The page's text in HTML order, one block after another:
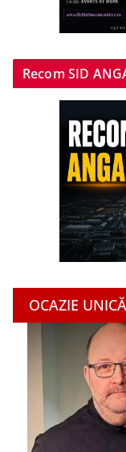
Recom SID
OCAZIE